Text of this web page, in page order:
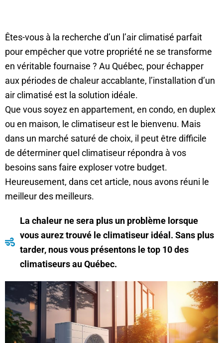
Êtes-vous à la recherche d’un l’air climatisé parfait
pour empêcher que votre propriété ne se transforme
en véritable fournaise ? Au Québec, pour échapper
aux périodes de chaleur accablante, l’installation d’un
air climatisé est la solution idéale.
Que vous soyez en appartement, en condo, en duplex
ou en maison, le climatiseur est le bienvenu. Mais
dans un marché saturé de choix, il peut être difficile
de déterminer quel climatiseur répondra à vos
besoins sans faire exploser votre budget.
Heureusement, dans cet article, nous avons réuni le
meilleur des meilleurs.
La chaleur ne sera plus un problème lorsque
vous aurez trouvé le climatiseur idéal. Sans plus
tarder, nous vous présentons le top 10 des
climatiseurs au Québec.